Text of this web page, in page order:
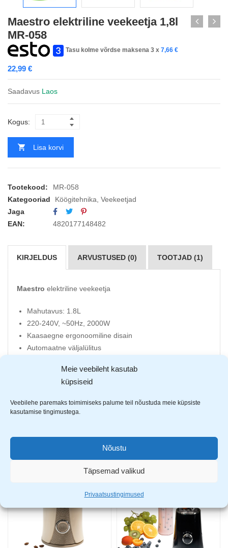
Meie veebileht kasutab
küpsiseid
Veebilehe paremaks toimimiseks palume teil nõustuda meie küpsiste
kasutamise tingimustega.
Nõustu
Täpsemad valikud
Privaatsustingimused
Maestro elektriline veekeetja 1,8l
MR-058
Tasu kolme võrdse maksena 3 x 7,66 €
22,99 €
Saadavus Laos
Kogus:
Lisa korvi
Tootekood:
MR-058
Kategooriad
Köögitehnika Veekeetjad
Jaga
EAN:
4820177148482
KIRJELDUS ARVUSTUSED (0) TOOTJAD (1)
Maestro elektriline veekeetja
Mahutavus: 1.8L
220-240V, ~50Hz, 2000W
Kaasaegne ergonoomiline disain
Automaatne väljalülitus
Kuumuskindel plastmass
Veetaseme indikaator
AVASTA SARNASEID TOOTEID